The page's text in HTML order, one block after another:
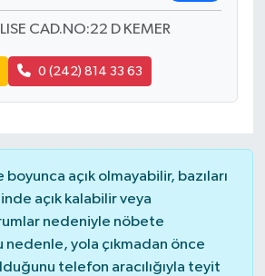
CAD.NO:22 D KEMER
0 (242) 814 33 63
açık olmayabilir, bazıları
açık kalabilir veya
nedeniyle nöbete
nedenle, yola çıkmadan önce
telefon aracılığıyla teyit